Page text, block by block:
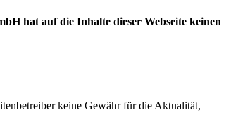
hat auf die Inhalte dieser Webseite keinen
keine Gewähr für die Aktualität,